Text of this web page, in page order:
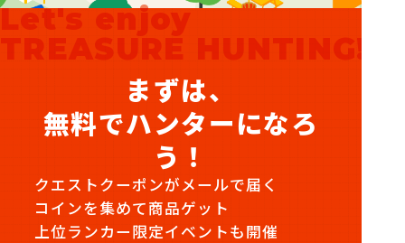
Let's enjoy
TREASURE HUNTING!
まずは、
無料でハンターになろ
う！
クエストクーポンがメールで届く
コインを集めて商品ゲット
上位ランカー限定イベントも開催